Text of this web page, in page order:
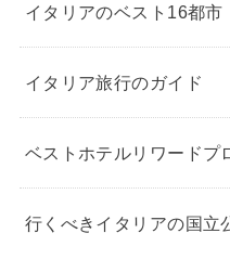
イタリアのベスト16都市
イタリア旅行のガイド
ベストホテルリワードプ
行くべきイタリアの国立